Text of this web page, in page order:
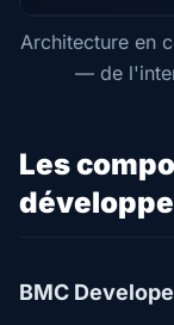
Architecture en
— de
Les
BMC